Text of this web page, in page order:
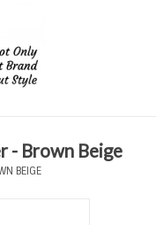
- Brown Beige
BEIGE